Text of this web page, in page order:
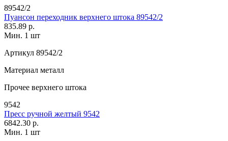
89542/2
Пуансон переходник верхнего штока 89542/2
835.89 р.
Мин. 1 шт
Артикул 89542/2
Материал металл
Прочее верхнего штока
9542
Пресс ручной желтый 9542
6842.30 р.
Мин. 1 шт